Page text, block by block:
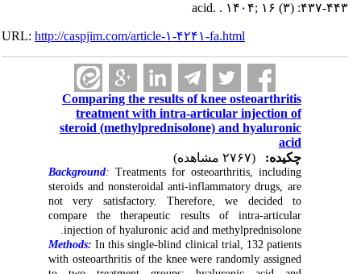
acid. . ۱۴۰۴; ۱۶ (۳) :۴۳۷-۴۴۳
URL:http://caspjim.com/article-۱-۴۲۴۱-fa.html
Comparing the results of knee osteoarthritis
treatment with intra-articular injection of
steroid (methylprednisolone) and hyaluronic
acid
چکیده:
Background: Treatments for osteoarthritis, including
steroids and nonsteroidal anti-inflammatory drugs, are
not very satisfactory. Therefore, we decided to
compare the therapeutic results of intra-articular
injection of hyaluronic acid and methylprednisolone.
Methods: In this single-blind clinical trial, 132 patients
with osteoarthritis of the knee were randomly assigned